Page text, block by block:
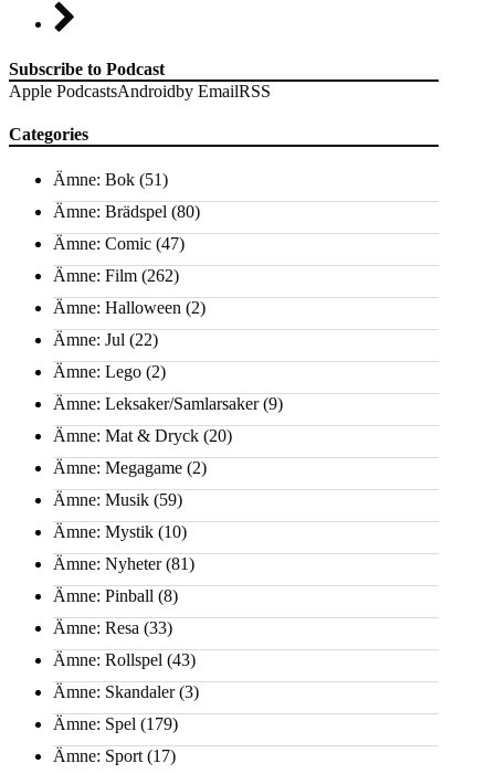
Subscribe to Podcast
Apple PodcastsAndroidby EmailRSS
Categories
Ämne: Bok (51)
Ämne: Brädspel (80)
Ämne: Comic (47)
Ämne: Film (262)
Ämne: Halloween (2)
Ämne: Jul (22)
Ämne: Lego (2)
Ämne: Leksaker/Samlarsaker(9)
Ämne: Mat & Dryck (20)
Ämne: Megagame (2)
Ämne: Musik (59)
Ämne: Mystik (10)
Ämne: Nyheter(81)
Ämne: Pinball (8)
Ämne: Resa (33)
Ämne: Rollspel (43)
Ämne: Skandaler(3)
Ämne: Spel (179)
Ämne: Sport (17)